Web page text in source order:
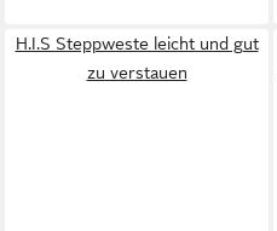
H.I.S Steppweste leicht und gut
zu verstauen